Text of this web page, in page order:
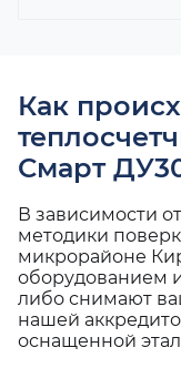
Как
Смарт
В зависимости
методики
микрорайоне
оборудованием
либо снимают
нашей
оснащенной